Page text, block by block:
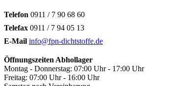
Telefon 0911 / 7 90 68 60
Telefax 0911 / 7 94 05 13
E-Mail info@fpn-dichtstoffe.de
Öffnungszeiten Abhollager
Montag - Donnerstag: 07:00 Uhr - 17:00 Uhr
Freitag: 07:00 Uhr - 16:00 Uhr